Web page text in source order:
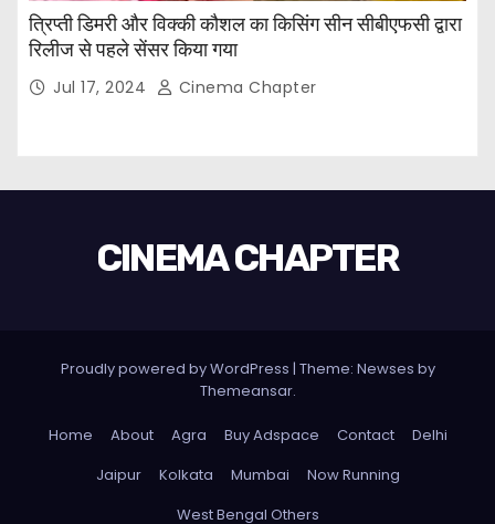
त्रिप्ती डिमरी और विक्की कौशल का किसिंग सीन सीबीएफसी द्वारा
रिलीज से पहले सेंसर किया गया
Jul 17, 2024 Cinema Chapter
CINEMA CHAPTER
Proudly powered by WordPress | Theme: Newses by
Themeansar.
Home About Agra Buy Adspace Contact
Delhi
Jaipur
Kolkata Mumbai
Now Running
West Bengal Others